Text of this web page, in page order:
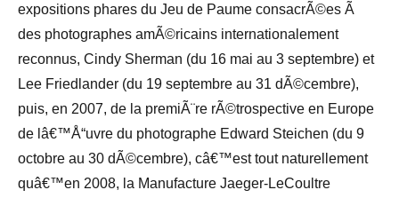
expositions phares du Jeu de Paume consacrÃ©es Ã
des photographes amÃ©ricains internationalement
reconnus, Cindy Sherman (du 16 mai au 3 septembre) et
Lee Friedlander (du 19 septembre au 31 dÃ©cembre),
puis, en 2007, de la premiÃ¨re rÃ©trospective en Europe
de lâ€™Å“uvre du photographe Edward Steichen (du 9
octobre au 30 dÃ©cembre), câ€™est tout naturellement
quâ€™en 2008, la Manufacture Jaeger-LeCoultre